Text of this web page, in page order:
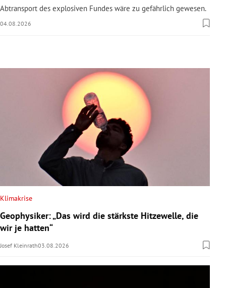
Untermenü
Untermenü
Untermenü
Abtransport des explosiven Fundes wäre zu gefährlich gewesen.
04.08.2026
Klimakrise
Geophysiker: „Das wird die stärkste Hitzewelle, die
wir je hatten“
Josef Kleinrath03.08.2026